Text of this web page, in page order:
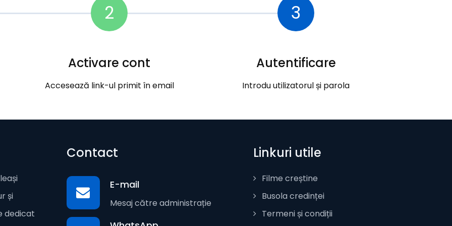
2
Activare cont
Accesează link-ul primit în email
3
Autentificare
Introdu utilizatorul și parola
și
dedicat
Contact
E-mail
Mesaj către administrație
Linkuri utile
Filme creștine
Busola credinței
Termeni și condiții